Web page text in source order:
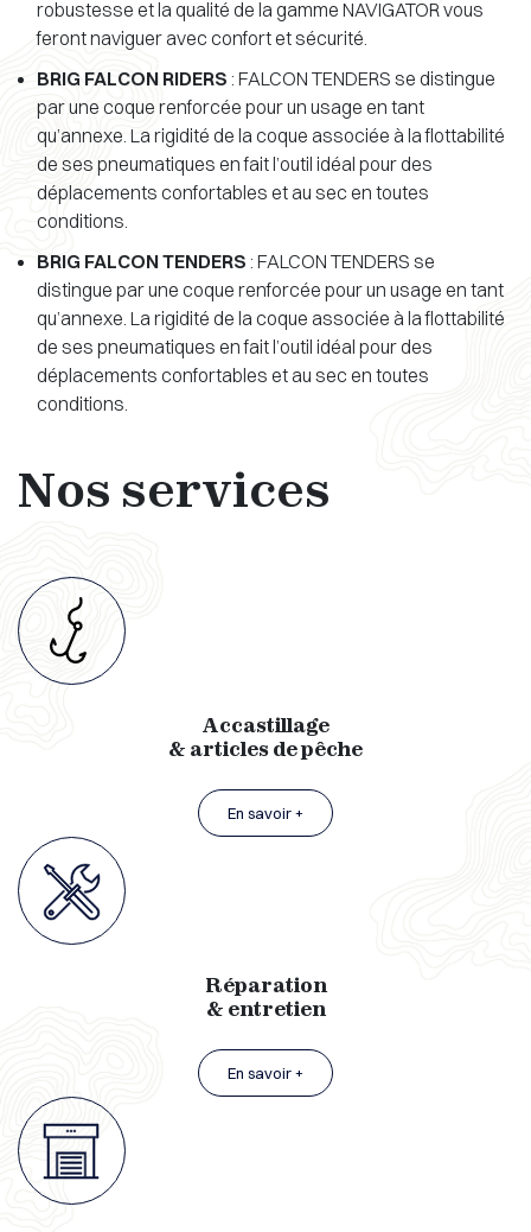
robustesse et la qualité de la gamme NAVIGATOR vous
feront naviguer avec confort et sécurité.
BRIG FALCON RIDERS : FALCON TENDERS se distingue
par une coque renforcée pour un usage en tant
qu’annexe. La rigidité de la coque associée à la flottabilité
de ses pneumatiques en fait l’outil idéal pour des
déplacements confortables et au sec en toutes
conditions.
BRIG FALCON TENDERS : FALCON TENDERS se
distingue par une coque renforcée pour un usage en tant
qu’annexe. La rigidité de la coque associée à la flottabilité
de ses pneumatiques en fait l’outil idéal pour des
déplacements confortables et au sec en toutes
conditions.
Nos services
Accastillage
& articles de pêche
En savoir +
Réparation
& entretien
En savoir +